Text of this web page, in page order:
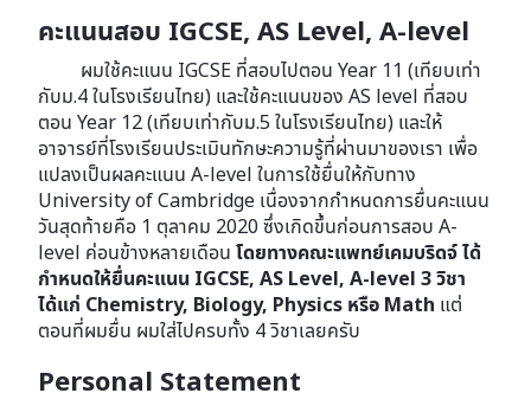
คะแนนสอบ IGCSE, AS Level, A-level
ผมใช้คะแนน IGCSE ที่สอบไปตอน Year 11 (เทียบเท่า
กับม.4 ในโรงเรียนไทย) และใช้คะแนนของ AS level ที่สอบ
ตอน Year 12 (เทียบเท่ากับม.5 ในโรงเรียนไทย) และให้
อาจารย์ที่โรงเรียนประเมินทักษะความรู้ที่ผ่านมาของเรา เพื่อ
แปลงเป็นผลคะแนน A-level ในการใช้ยื่นให้กับทาง
University of Cambridge เนื่องจากกำหนดการยื่นคะแนน
วันสุดท้ายคือ 1 ตุลาคม 2020 ซึ่งเกิดขึ้นก่อนการสอบ A-
level ค่อนข้างหลายเดือน โดยทางคณะแพทย์เคมบริดจ์ ได้
กำหนดให้ยื่นคะแนน IGCSE, AS Level, A-level 3 วิชา
ได้แก่ Chemistry, Biology, Physics หรือ Math แต่
ตอนที่ผมยื่น ผมใส่ไปครบทั้ง 4 วิชาเลยครับ
Personal Statement